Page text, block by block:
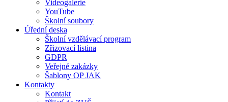
Videogalerie
YouTube
Školní soubory
Úřední deska
Školní vzdělávací program
Zřizovací listina
GDPR
Veřejné zakázky
Šablony OP JAK
Kontakty
Kontakt